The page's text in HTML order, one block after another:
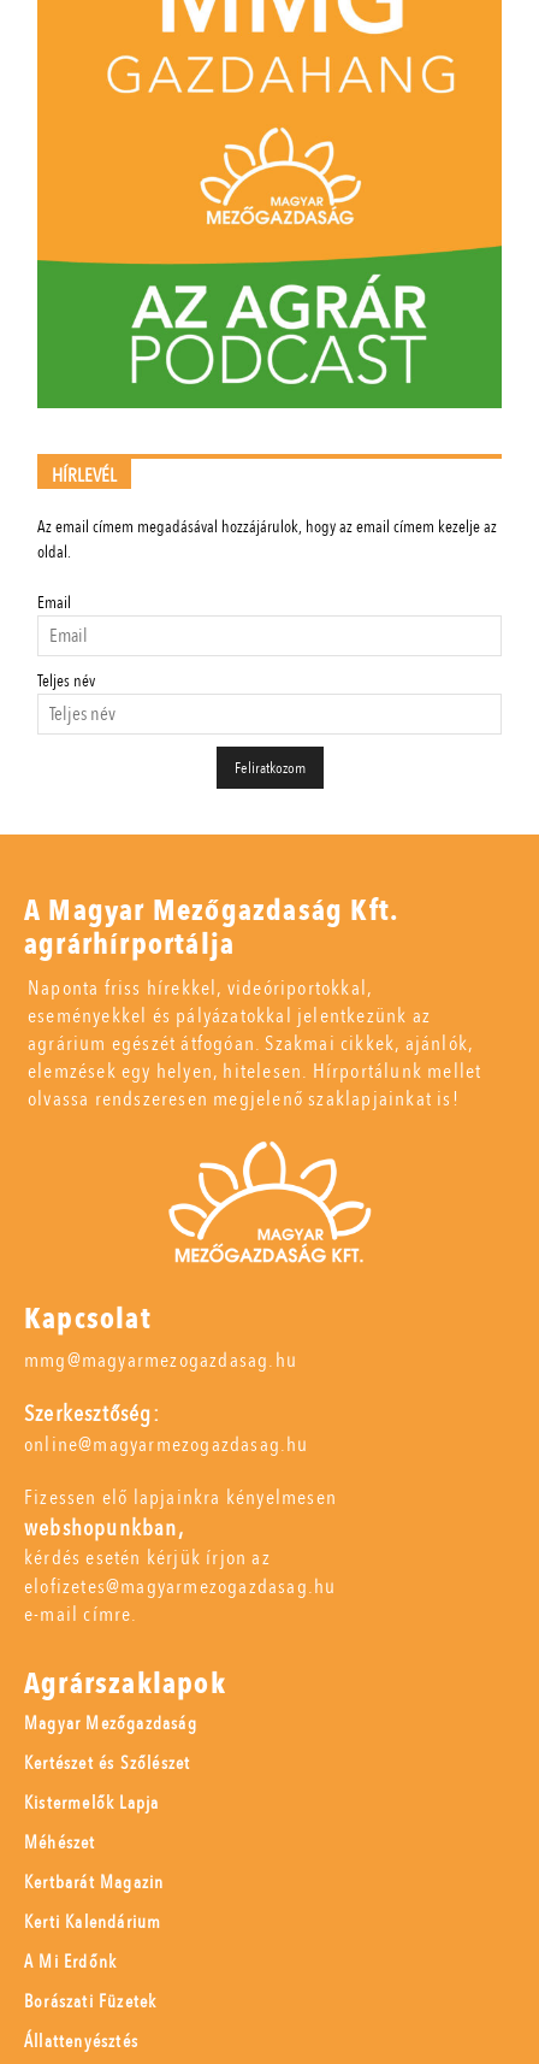
HÍRLEVÉL
Az email címem megadásával hozzájárulok, hogy az email címem kezelje az
oldal.
Email
Teljes név
A Magyar Mezőgazdaság Kft.
agrárhírportálja
Naponta friss hírekkel, videóriportokkal,
eseményekkel és pályázatokkal jelentkezünk az
agrárium egészét átfogóan. Szakmai cikkek, ajánlók,
elemzések egy helyen, hitelesen. Hírportálunk mellet
olvassa rendszeresen megjelenő szaklapjainkat is!
Kapcsolat
mmg@magyarmezogazdasag.hu
Szerkesztőség:
online@magyarmezogazdasag.hu
Fizessen elő lapjainkra kényelmesen
webshopunkban,
kérdés esetén kérjük írjon az
elofizetes@magyarmezogazdasag.hu
e-mail címre.
Agrárszaklapok
Magyar Mezőgazdaság
Kertészet és Szőlészet
Kistermelők Lapja
Méhészet
Kertbarát Magazin
Kerti Kalendárium
A Mi Erdőnk
Borászati Füzetek
Állattenyésztés